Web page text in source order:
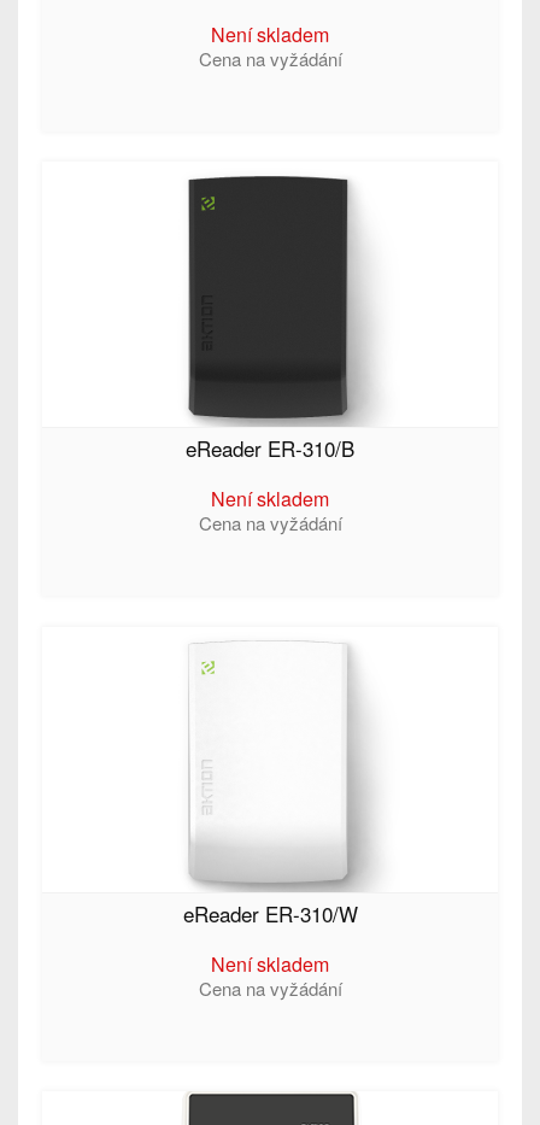
Není skladem
Cena na vyžádání
eReader ER-310/B
Není skladem
Cena na vyžádání
eReader ER-310/W
Není skladem
Cena na vyžádání